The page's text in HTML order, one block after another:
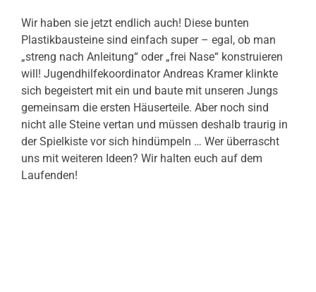
Wir haben sie jetzt endlich auch! Diese bunten
Plastikbausteine sind einfach super – egal, ob man
„streng nach Anleitung“ oder „frei Nase“ konstruieren
will! Jugendhilfekoordinator Andreas Kramer klinkte
sich begeistert mit ein und baute mit unseren Jungs
gemeinsam die ersten Häuserteile. Aber noch sind
nicht alle Steine vertan und müssen deshalb traurig in
der Spielkiste vor sich hindümpeln … Wer überrascht
uns mit weiteren Ideen? Wir halten euch auf dem
Laufenden!